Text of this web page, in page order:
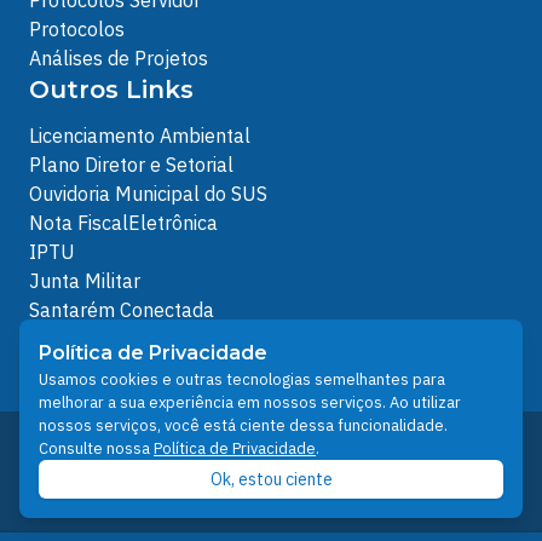
Protocolos
Análises de Projetos
Outros Links
Licenciamento Ambiental
Plano Diretor e Setorial
Ouvidoria Municipal do SUS
Nota FiscalEletrônica
IPTU
Junta Militar
Santarém Conectada
Política de Privacidade
People illustrations by Storyset
Desenvolvido pelo Núcleo Técnico de Gestão de
Tecnologia da Informação - NTI
Prefeitura de Santarém © 2026
Política de Privacidade
Usamos cookies e outras tecnologias semelhantes para
melhorar a sua experiência em nossos serviços. Ao utilizar
nossos serviços, você está ciente dessa funcionalidade.
Consulte nossaPolítica de Privacidade.
Ok, estou ciente